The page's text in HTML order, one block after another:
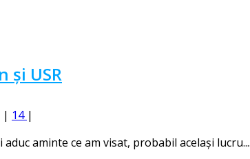
și USR
| 14 |
aminte ce am visat, probabil același lucru....